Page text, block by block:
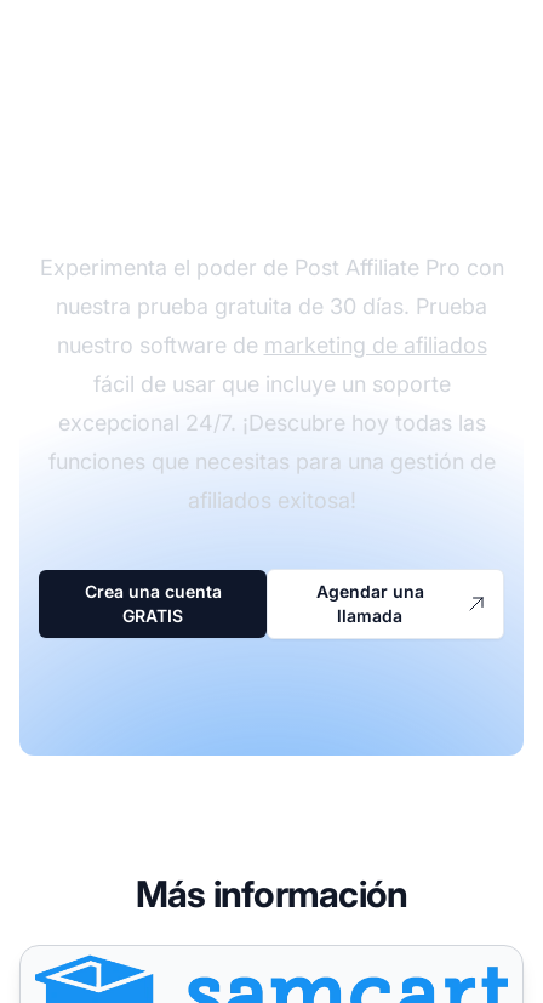
Experimenta el poder de Post Affiliate Pro con
nuestra prueba gratuita de 30 días. Prueba
nuestro software de marketing de afiliados
fácil de usar que incluye un soporte
excepcional 24/7. ¡Descubre hoy todas las
funciones que necesitas para una gestión de
afiliados exitosa!
Crea una cuenta
GRATIS
Agendar una
llamada
Más información
SamCart